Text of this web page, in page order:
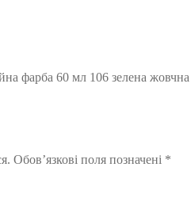
фарба 60 мл 106 зелена жовчна
Обов’язкові поля позначені *